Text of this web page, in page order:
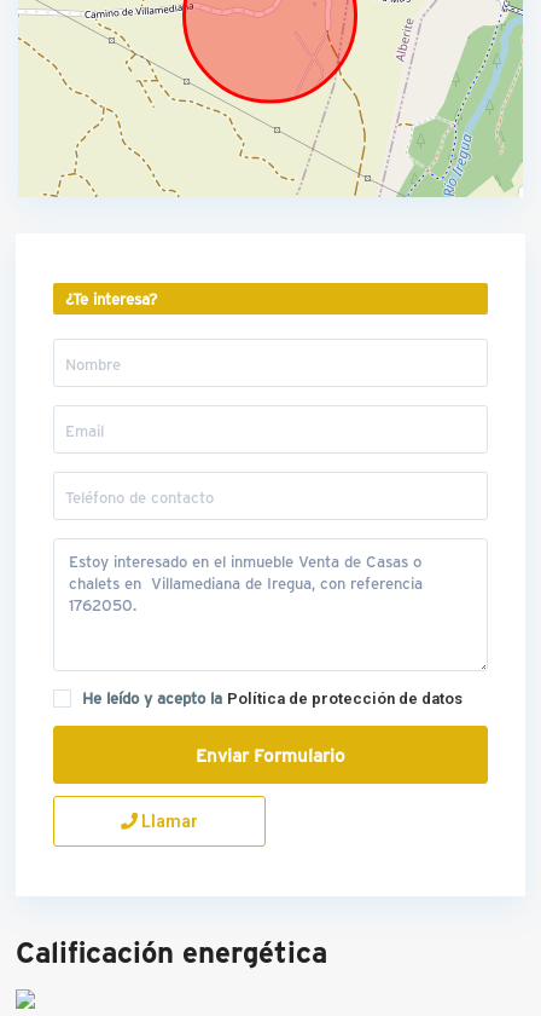
¿Te interesa?
He leído y acepto la Política de protección de datos
Llamar
Calificación energética